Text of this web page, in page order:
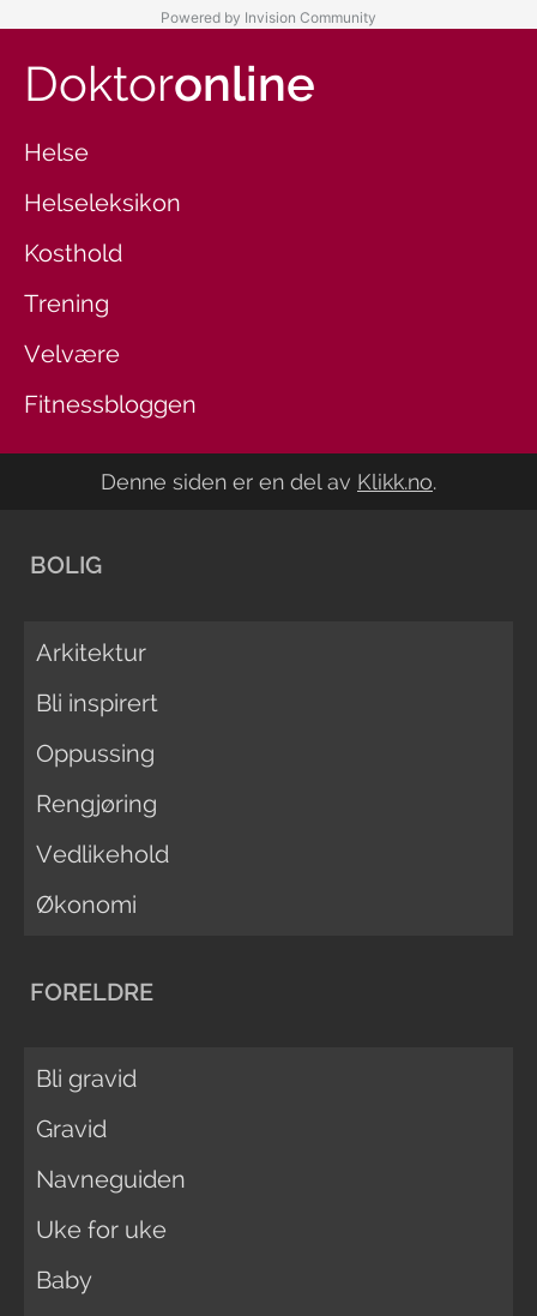
Powered by Invision Community
Doktoronline
Helse
Helseleksikon
Kosthold
Trening
Velvære
Fitnessbloggen
Denne siden er en del av Klikk.no.
BOLIG
Arkitektur
Bli inspirert
Oppussing
Rengjøring
Vedlikehold
Økonomi
FORELDRE
Bli gravid
Gravid
Navneguiden
Uke for uke
Baby